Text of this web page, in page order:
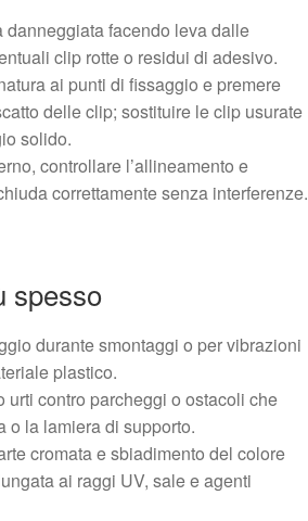
danneggiata facendo leva dalle
clip rotte o residui di adesivo.
ai punti di fissaggio e premere
delle clip; sostituire le clip usurate
solido.
controllare l’allineamento e
correttamente senza interferenze.
spesso
durante smontaggi o per vibrazioni
plastico.
urti contro parcheggi o ostacoli che
o la lamiera di supporto.
cromata e sbiadimento del colore
ai raggi UV, sale e agenti